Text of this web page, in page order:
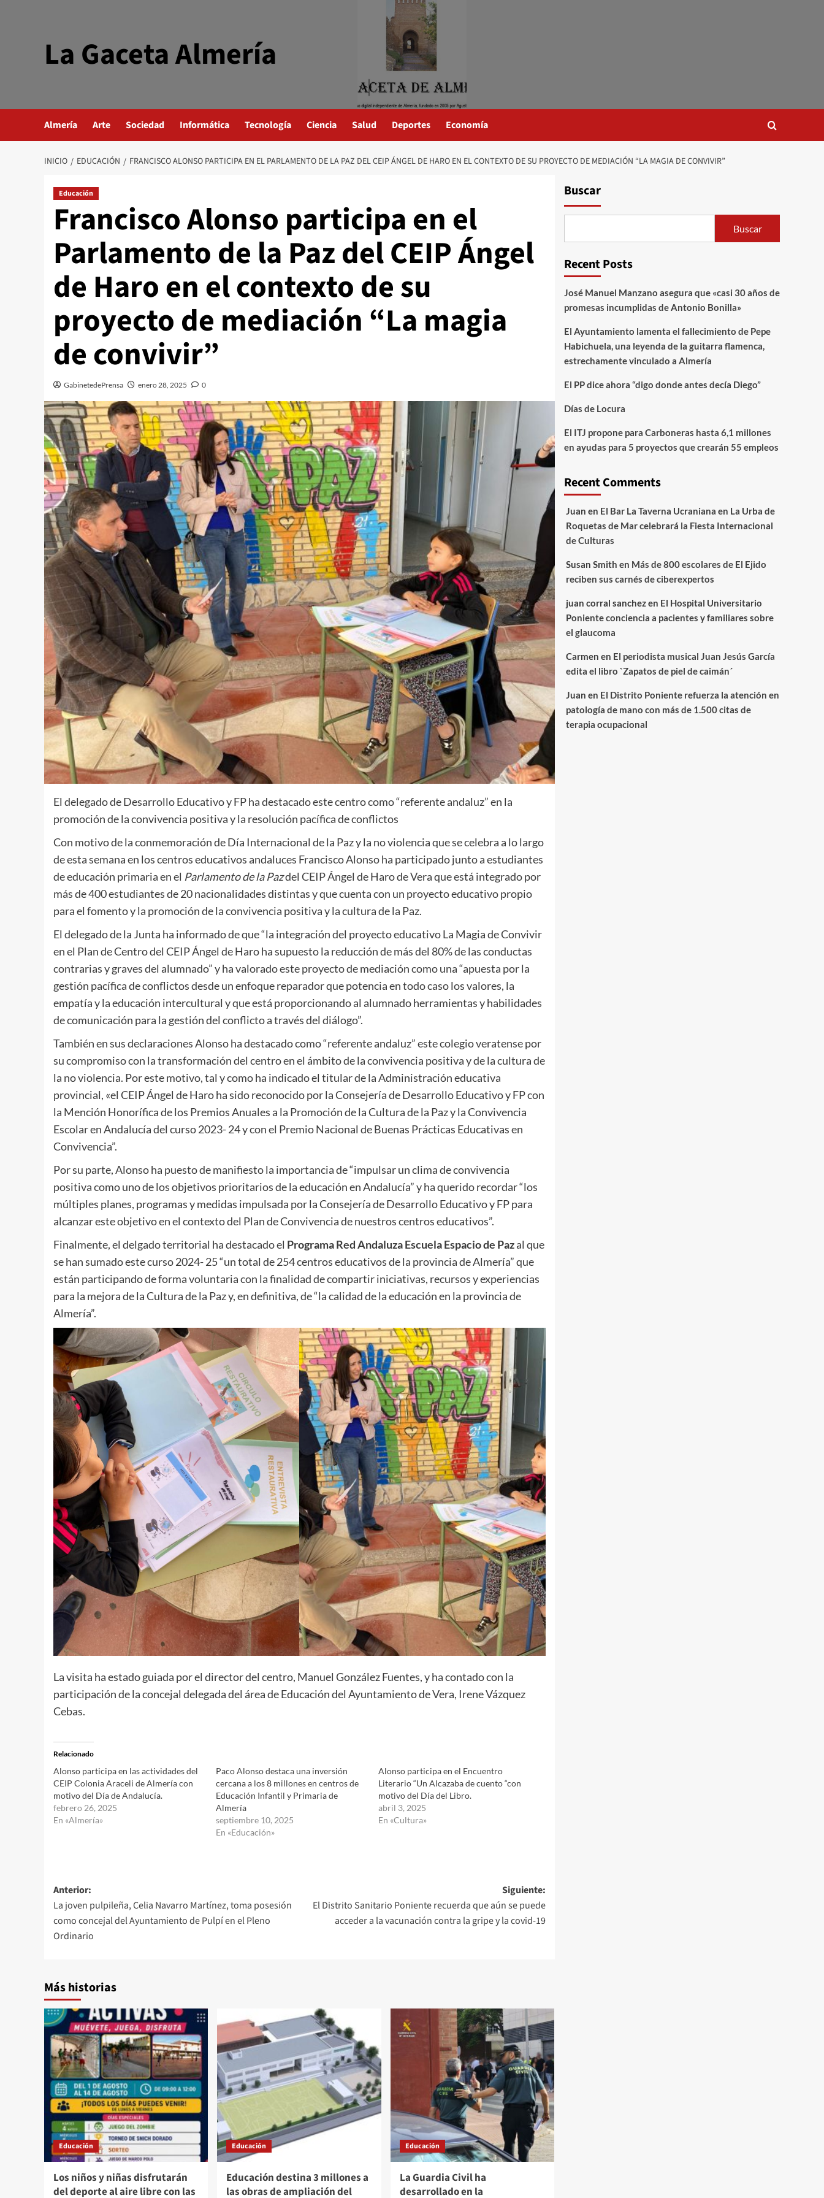
La Gaceta Almería
Almería Arte Sociedad Informática Tecnología Ciencia Salud Deportes Economía
INICIO EDUCACIÓN FRANCISCO ALONSO PARTICIPA EN EL PARLAMENTO DE LA PAZ DEL CEIP ÁNGEL DE HARO EN EL CONTEXTO DE SU PROYECTO DE MEDIACIÓN “LA MAGIA DE CONVIVIR”
Educación
Francisco Alonso participa en el
Parlamento de la Paz del CEIP Ángel
de Haro en el contexto de su
proyecto de mediación “La magia
de convivir”
GabinetedePrensa enero 28, 2025 0
El delegado de Desarrollo Educativo y FP ha destacado este centro como “referente andaluz” en la
promoción de la convivencia positiva y la resolución pacífica de conflictos
Con motivo de la conmemoración de Día Internacional de la Paz y la no violencia que se celebra a lo largo
de esta semana en los centros educativos andaluces Francisco Alonso ha participado junto a estudiantes
de educación primaria en el Parlamento de la Pazdel CEIP Ángel de Haro de Vera que está integrado por
más de 400 estudiantes de 20 nacionalidades distintas y que cuenta con un proyecto educativo propio
para el fomento y la promoción de la convivencia positiva y la cultura de la Paz.
El delegado de la Junta ha informado de que “la integración del proyecto educativo La Magia de Convivir
en el Plan de Centro del CEIP Ángel de Haro ha supuesto la reducción de más del 80% de las conductas
contrarias y graves del alumnado” y ha valorado este proyecto de mediación como una “apuesta por la
gestión pacífica de conflictos desde un enfoque reparador que potencia en todo caso los valores, la
empatía y la educación intercultural y que está proporcionando al alumnado herramientas y habilidades
de comunicación para la gestión del conflicto a través del diálogo”.
También en sus declaraciones Alonso ha destacado como “referente andaluz” este colegio veratense por
su compromiso con la transformación del centro en el ámbito de la convivencia positiva y de la cultura de
la no violencia. Por este motivo, tal y como ha indicado el titular de la Administración educativa
provincial, «el CEIP Ángel de Haro ha sido reconocido por la Consejería de Desarrollo Educativo y FP con
la Mención Honorífica de los Premios Anuales a la Promoción de la Cultura de la Paz y la Convivencia
Escolar en Andalucía del curso 2023- 24 y con el Premio Nacional de Buenas Prácticas Educativas en
Convivencia”.
Por su parte, Alonso ha puesto de manifiesto la importancia de “impulsar un clima de convivencia
positiva como uno de los objetivos prioritarios de la educación en Andalucía” y ha querido recordar “los
múltiples planes, programas y medidas impulsada por la Consejería de Desarrollo Educativo y FP para
alcanzar este objetivo en el contexto del Plan de Convivencia de nuestros centros educativos”.
Finalmente, el delgado territorial ha destacado el Programa Red Andaluza Escuela Espacio de Pazal que
se han sumado este curso 2024- 25 “un total de 254 centros educativos de la provincia de Almería” que
están participando de forma voluntaria con la finalidad de compartir iniciativas, recursos y experiencias
para la mejora de la Cultura de la Paz y, en definitiva, de “la calidad de la educación en la provincia de
Almería”.
La visita ha estado guiada por el director del centro, Manuel González Fuentes, y ha contado con la
participación de la concejal delegada del área de Educación del Ayuntamiento de Vera, Irene Vázquez
Cebas.
Relacionado
Alonso participa en las actividades del
CEIP Colonia Araceli de Almería con
motivo del Día de Andalucía.
febrero 26, 2025
En «Almería»
Paco Alonso destaca una inversión
cercana a los 8 millones en centros de
Educación Infantil y Primaria de
Almería
septiembre 10, 2025
En «Educación»
Alonso participa en el Encuentro
Literario “Un Alcazaba de cuento “con
motivo del Día del Libro.
abril 3, 2025
En «Cultura»
Navegación
de
entradas
Anterior:
La joven pulpileña, Celia Navarro Martínez, toma posesión
como concejal del Ayuntamiento de Pulpí en el Pleno
Ordinario
Siguiente:
El Distrito Sanitario Poniente recuerda que aún se puede
acceder a la vacunación contra la gripe y la covid-19
Más historias
Educación
Los niños y niñas disfrutarán
del deporte al aire libre con las
Educación
Educación destina 3 millones a
las obras de ampliación del
Educación
La Guardia Civil ha
desarrollado en la
Buscar
Buscar
Recent Posts
José Manuel Manzano asegura que «casi 30 años de
promesas incumplidas de Antonio Bonilla»
El Ayuntamiento lamenta el fallecimiento de Pepe
Habichuela, una leyenda de la guitarra flamenca,
estrechamente vinculado a Almería
El PP dice ahora “digo donde antes decía Diego”
Días de Locura
El ITJ propone para Carboneras hasta 6,1 millones
en ayudas para 5 proyectos que crearán 55 empleos
Recent Comments
Juan en El Bar La Taverna Ucraniana en La Urba de
Roquetas de Mar celebrará la Fiesta Internacional
de Culturas
Susan Smith en Más de 800 escolares de El Ejido
reciben sus carnés de ciberexpertos
juan corral sanchezen El Hospital Universitario
Poniente conciencia a pacientes y familiares sobre
el glaucoma
Carmen en El periodista musical Juan Jesús García
edita el libro `Zapatos de piel de caimán´
Juan en El Distrito Poniente refuerza la atención en
patología de mano con más de 1.500 citas de
terapia ocupacional